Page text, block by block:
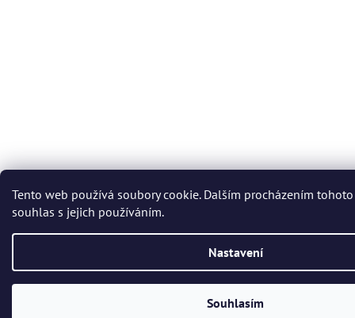
Tento web používá soubory cookie. Dalším procházením
souhlas s jejich používáním.
Nastavení
Souhlasím